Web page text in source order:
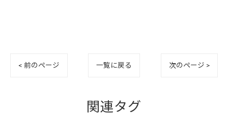
< 前のページ 一覧に戻る 次のページ >
関連タグ